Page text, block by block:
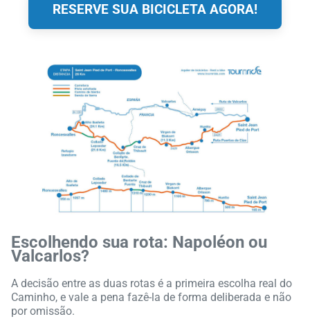
RESERVE SUA BICICLETA AGORA!
Escolhendo sua rota: Napoléon ou
Valcarlos?
A decisão entre as duas rotas é a primeira escolha real do
Caminho, e vale a pena fazê-la de forma deliberada e não
por omissão.